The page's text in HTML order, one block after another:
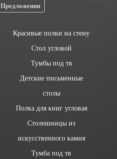
Предложения
Красивые полки на стену
Стол угловой
Тумбы под тв
Детские письменные
столы
Полка для книг угловая
Столешницы из
искусственного камня
Тумба под тв